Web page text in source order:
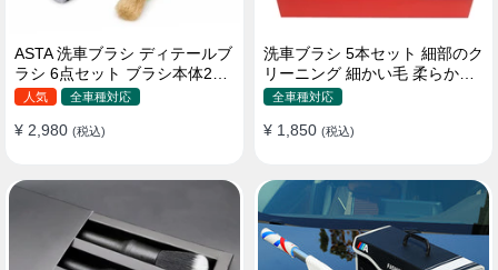
ASTA 洗車ブラシ ディテールブ
ラシ 6点セット ブラシ本体2本
替えヘッド2個 アダプター2個
ド
人気 全車種対応
¥ 2,980 (税込)
洗車ブラシ 5本セット 細部のク
リーニング 細かい毛 柔らかい
豚毛 ディテールブラシ
全車種対応
¥ 1,850 (税込)